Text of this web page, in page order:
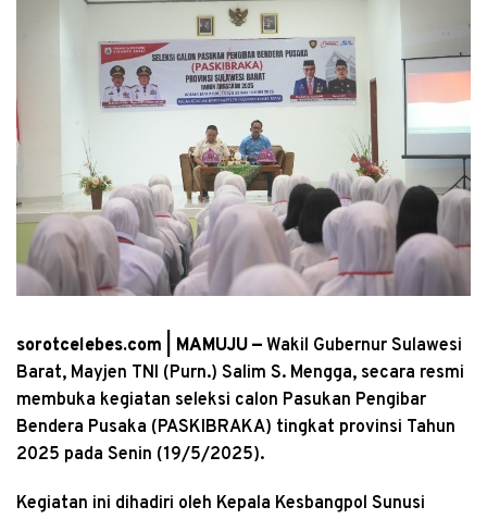
sorotcelebes.com | MAMUJU — Wakil Gubernur Sulawesi
Barat, Mayjen TNI (Purn.) Salim S. Mengga, secara resmi
membuka kegiatan seleksi calon Pasukan Pengibar
Bendera Pusaka (PASKIBRAKA) tingkat provinsi Tahun
2025 pada Senin (19/5/2025).
Kegiatan ini dihadiri oleh Kepala Kesbangpol Sunusi